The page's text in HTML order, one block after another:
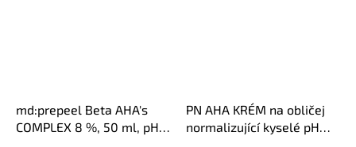
md:prepeel Beta AHA's
COMPLEX 8 %, 50 ml, pH=
PN AHA KRÉM na obličej
normalizující kyselé pH